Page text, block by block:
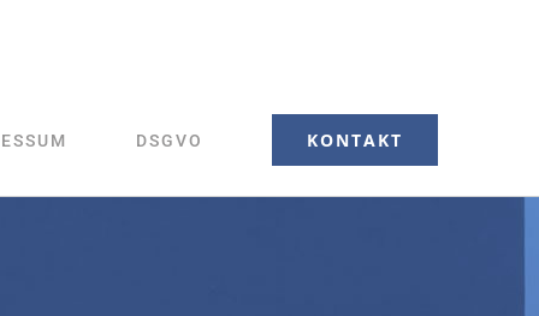
DSGVO KONTAKT